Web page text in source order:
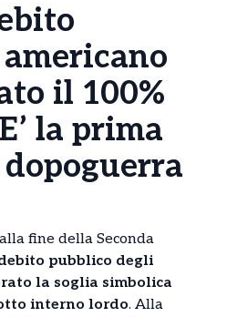
il 100%
la prima
fine della Seconda
pubblico degli
la soglia simbolica
interno lordo. Alla